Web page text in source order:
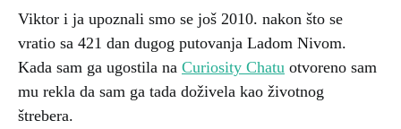
Viktor i ja upoznali smo se još 2010. nakon što se
vratio sa 421 dan dugog putovanja Ladom Nivom.
Kada sam ga ugostila na Curiosity Chatu otvoreno sam
mu rekla da sam ga tada doživela kao životnog
štrebera.